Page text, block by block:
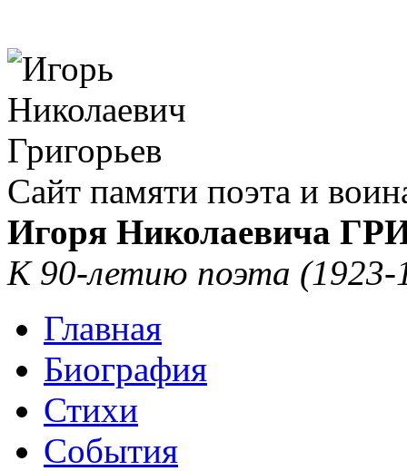
Сайт памяти поэта и
Игоря Николаевича
К 90-летию поэта (1923-
Главная
Биография
Стихи
События